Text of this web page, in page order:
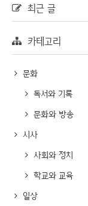
최근 글
카테고리
문화
독서와 기록
문화와 방송
시사
사회와 정치
학교와 교육
일상